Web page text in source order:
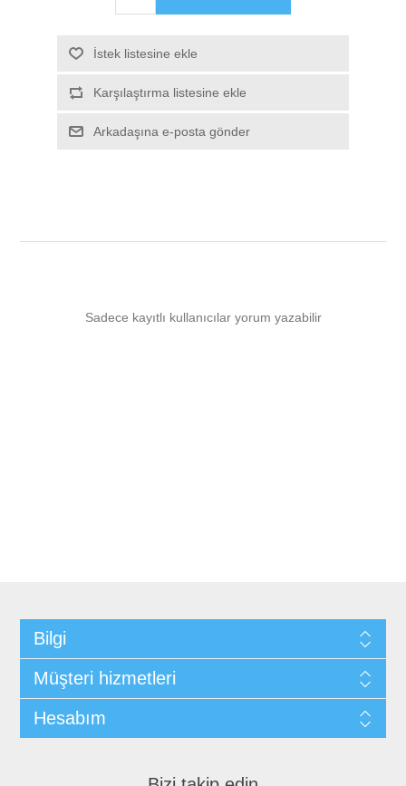
İstek listesine ekle
Karşılaştırma listesine ekle
Arkadaşına e-posta gönder
Sadece kayıtlı kullanıcılar yorum yazabilir
Bilgi
Müşteri hizmetleri
Hesabım